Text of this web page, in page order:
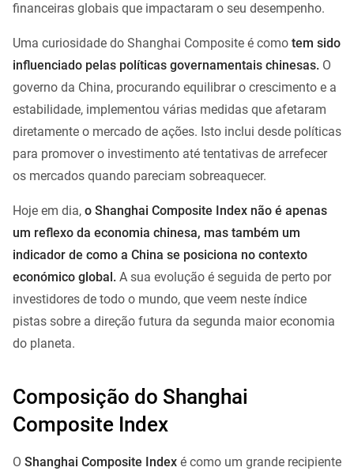
financeiras globais que impactaram o seu desempenho.
Uma curiosidade do Shanghai Composite é como tem sido
influenciado pelas políticas governamentais chinesas. O
governo da China, procurando equilibrar o crescimento e a
estabilidade, implementou várias medidas que afetaram
diretamente o mercado de ações. Isto inclui desde políticas
para promover o investimento até tentativas de arrefecer
os mercados quando pareciam sobreaquecer.
Hoje em dia, o Shanghai Composite Index não é apenas
um reflexo da economia chinesa, mas também um
indicador de como a China se posiciona no contexto
económico global. A sua evolução é seguida de perto por
investidores de todo o mundo, que veem neste índice
pistas sobre a direção futura da segunda maior economia
do planeta.
Composição do Shanghai
Composite Index
O Shanghai Composite Index é como um grande recipiente